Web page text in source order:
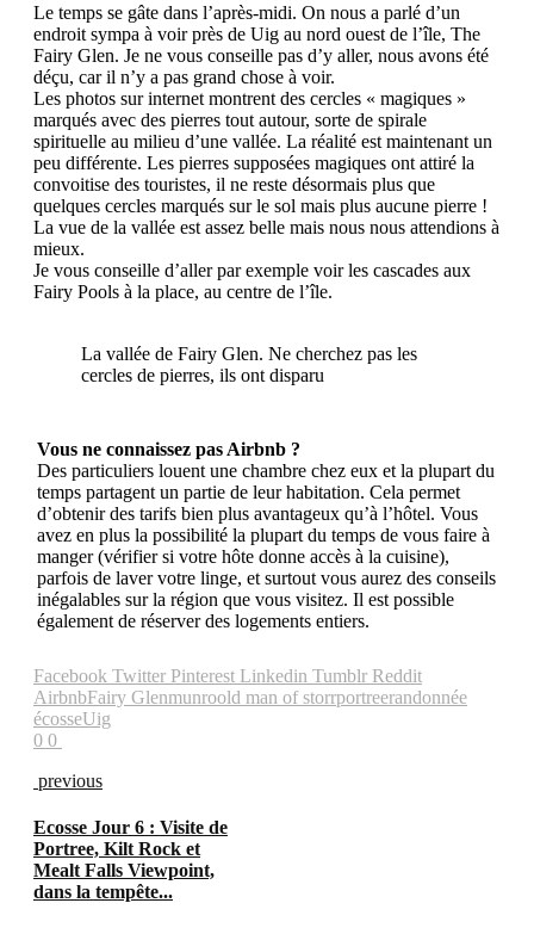
Le temps se gâte dans l’après-midi. On nous a parlé d’un
endroit sympa à voir près de Uig au nord ouest de l’île, The
Fairy Glen. Je ne vous conseille pas d’y aller, nous avons été
déçu, car il n’y a pas grand chose à voir.
Les photos sur internet montrent des cercles « magiques »
marqués avec des pierres tout autour, sorte de spirale
spirituelle au milieu d’une vallée. La réalité est maintenant un
peu différente. Les pierres supposées magiques ont attiré la
convoitise des touristes, il ne reste désormais plus que
quelques cercles marqués sur le sol mais plus aucune pierre !
La vue de la vallée est assez belle mais nous nous attendions à
mieux.
Je vous conseille d’aller par exemple voir les cascades aux
Fairy Pools à la place, au centre de l’île.
La vallée de Fairy Glen. Ne cherchez pas les
cercles de pierres, ils ont disparu
Vous ne connaissez pas Airbnb ?
Des particuliers louent une chambre chez eux et la plupart du
temps partagent un partie de leur habitation. Cela permet
d’obtenir des tarifs bien plus avantageux qu’à l’hôtel. Vous
avez en plus la possibilité la plupart du temps de vous faire à
manger (vérifier si votre hôte donne accès à la cuisine),
parfois de laver votre linge, et surtout vous aurez des conseils
inégalables sur la région que vous visitez. Il est possible
également de réserver des logements entiers.
Facebook Twitter Pinterest Linkedin Tumblr Reddit
AirbnbFairy Glenmunroold man of storrportreerandonnée
écosseUig
0 0
previous
Ecosse Jour 6 : Visite de
Portree, Kilt Rock et
Mealt Falls Viewpoint,
dans la tempête...